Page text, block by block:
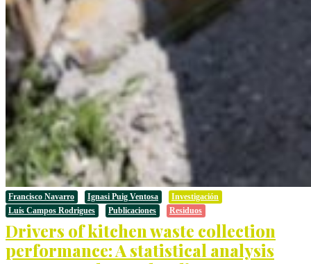
Francisco Navarro Ignasi Puig Ventosa
Investigación
Luís Campos Rodrigues
Publicaciones Residuos
Drivers of kitchen waste collection
performance: A statistical analysis